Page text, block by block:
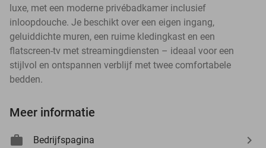
luxe, met een moderne privébadkamer inclusief
inloopdouche. Je beschikt over een eigen ingang,
geluiddichte muren, een ruime kledingkast en een
flatscreen-tv met streamingdiensten – ideaal voor een
stijlvol en ontspannen verblijf met twee comfortabele
bedden.
Meer informatie
Bedrijfspagina